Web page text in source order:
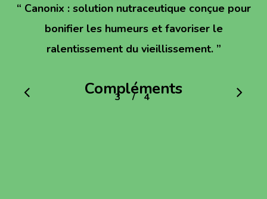
“ Canonix : solution nutraceutique conçue pour
bonifier les humeurs et favoriser le
ralentissement du vieillissement. ”
Compléments
alimentaires
1 2 3 4/ 4